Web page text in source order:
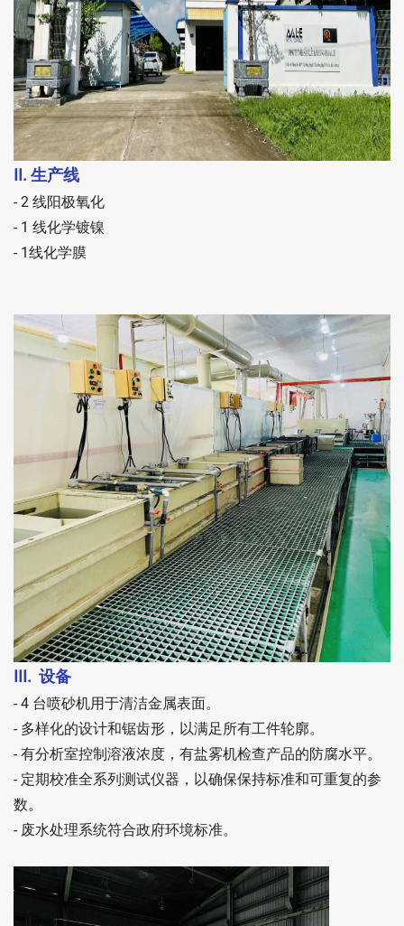
II. 生产线
- 2 线阳极氧化
- 1 线化学镀镍
- 1线化学膜
III. 设备
- 4 台喷砂机用于清洁金属表面。
- 多样化的设计和锯齿形，以满足所有工件轮廓。
- 有分析室控制溶液浓度，有盐雾机检查产品的防腐水平。
- 定期校准全系列测试仪器，以确保保持标准和可重复的参
数。
- 废水处理系统符合政府环境标准。